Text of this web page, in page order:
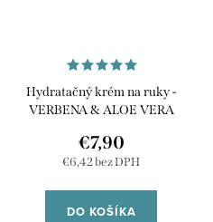
Hydratačný krém na ruky -
VERBENA & ALOE VERA
€6,42 bez DPH
€7,90
DO KOŠÍKA